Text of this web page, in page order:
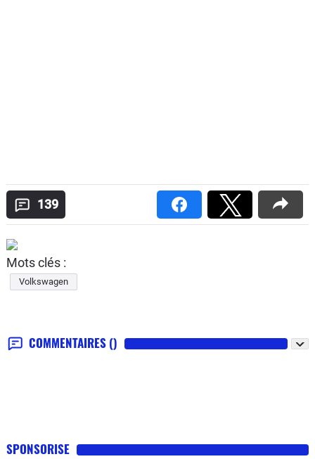
139
Mots clés :
Volkswagen
COMMENTAIRES ()
SPONSORISE